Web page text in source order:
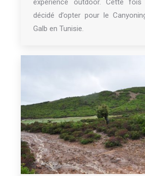
décidé d’opter pour le
Galb en Tunisie.